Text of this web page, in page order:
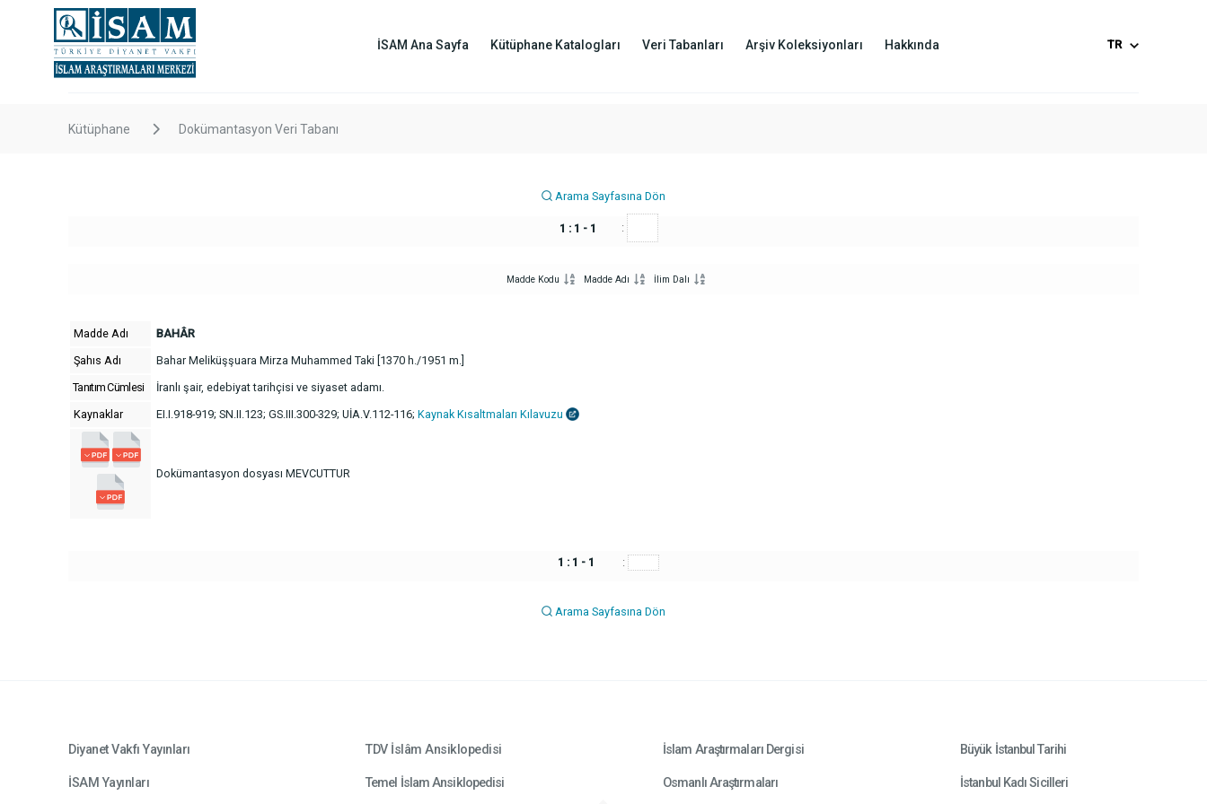
İSAM Ana Sayfa Kütüphane Katalogları Veri Tabanları Arşiv Koleksiyonları Hakkında TR
Kütüphane Dokümantasyon Veri Tabanı
Arama Sayfasına Dön
1 : 1 - 1 :
Madde Kodu Madde Adı İlim Dalı
Madde Adı
BAHÂR
Şahıs Adı
Bahar Meliküşşuara Mirza Muhammed Taki [1370 h./1951 m.]
Tanıtım Cümlesi
İranlı şair, edebiyat tarihçisi ve siyaset adamı.
Kaynaklar
EI.I.918-919; SN.II.123; GS.III.300-329; UİA.V.112-116; Kaynak Kısaltmaları Kılavuzu
Dokümantasyon dosyası MEVCUTTUR
1 : 1 - 1 :
Arama Sayfasına Dön
Diyanet Vakfı Yayınları
İSAM Yayınları
TDV İslâm Ansiklopedisi
Temel İslam Ansiklopedisi
İslam Araştırmaları Dergisi
Osmanlı Araştırmaları
Büyük İstanbul Tarihi
İstanbul Kadı Sicilleri